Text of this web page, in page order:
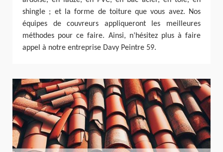
shingle ; et la forme de toiture que vous avez. Nos
équipes de couvreurs appliqueront les meilleures
méthodes pour ce faire. Ainsi, n’hésitez plus à faire
appel à notre entreprise Davy Peintre 59.